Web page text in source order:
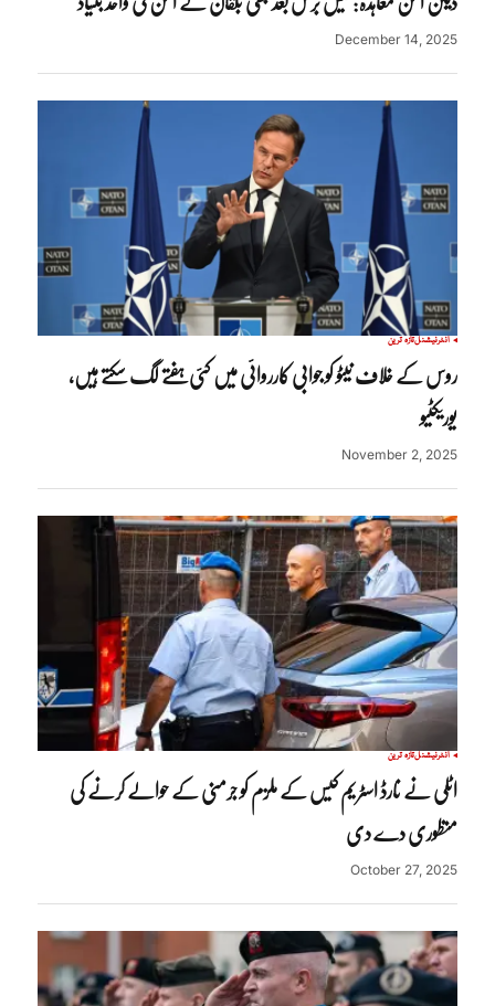
December 14, 2025
انٹرنیشنلتازہ ترین
روس کے خلاف نیٹو کو جوابی کارروائی میں کئی ہفتے لگ سکتے ہیں،
یوریکٹیو
November 2, 2025
انٹرنیشنلتازہ ترین
اٹلی نے نارڈ اسٹریم کیس کے ملزم کو جرمنی کے حوالے کرنے کی
منظوری دے دی
October 27, 2025